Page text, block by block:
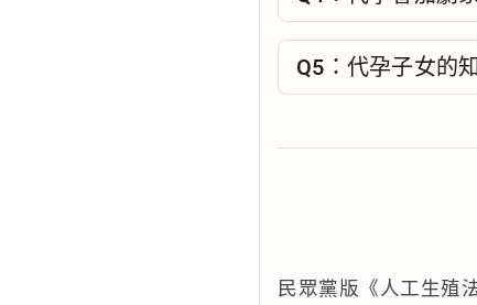
Q5：代孕子女的
民眾黨版《人工生殖